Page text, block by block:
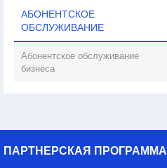
АБОНЕНТСКОЕ
ОБСЛУЖИВАНИЕ
Абонентское обслуживание
бизнеса
ПАРТНЕРСКАЯ ПРОГРАММА